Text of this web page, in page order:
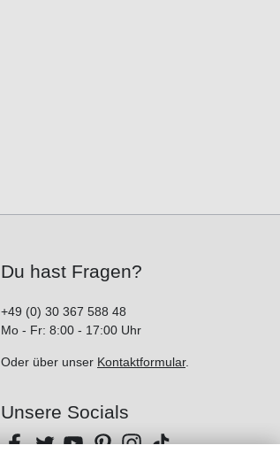
Du hast Fragen?
+49 (0) 30 367 588 48
Mo - Fr: 8:00 - 17:00 Uhr
Oder über unser Kontaktformular.
Unsere Socials